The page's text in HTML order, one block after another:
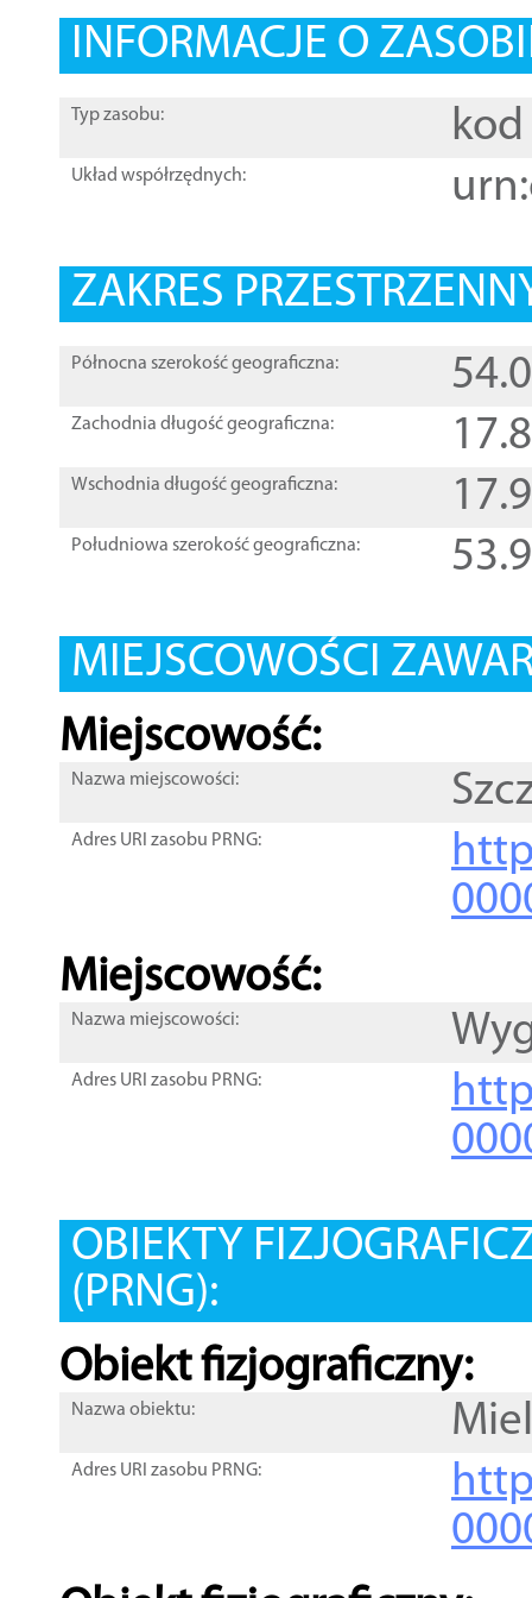
INFORMACJE O
Typ zasobu: kod
Układ współrzędnych:
ZAKRES
Północna szerokość geograficzna:
Zachodnia długość geograficzna:
Wschodnia długość geograficzna:
Południowa szerokość geograficzna:
MIEJSCOWOŚCI
Miejscowość:
Nazwa miejscowości:
Adres URI zasobu PRNG:
Miejscowość:
Nazwa miejscowości:
Adres URI zasobu PRNG:
OBIEKTY
(PRNG):
Obiekt fizjograficzny:
Nazwa obiektu:
Adres URI zasobu PRNG: